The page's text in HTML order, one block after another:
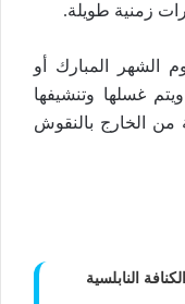
زمنية طويلة.
الشهر المبارك أو
غسلها وتنشيفها
من الخارج بالنقوش
النابلسية